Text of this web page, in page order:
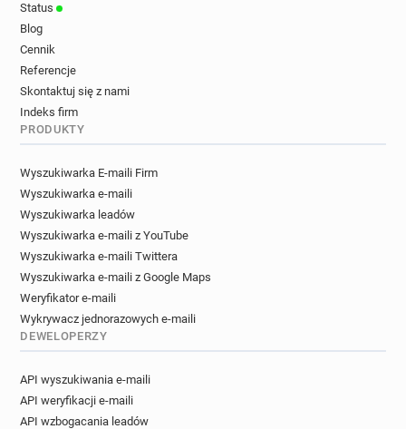
Status
Blog
Cennik
Referencje
Skontaktuj się z nami
Indeks firm
PRODUKTY
Wyszukiwarka E-maili Firm
Wyszukiwarka e-maili
Wyszukiwarka leadów
Wyszukiwarka e-maili z YouTube
Wyszukiwarka e-maili Twittera
Wyszukiwarka e-maili z Google Maps
Weryfikator e-maili
Wykrywacz jednorazowych e-maili
DEWELOPERZY
API wyszukiwania e-maili
API weryfikacji e-maili
API wzbogacania leadów